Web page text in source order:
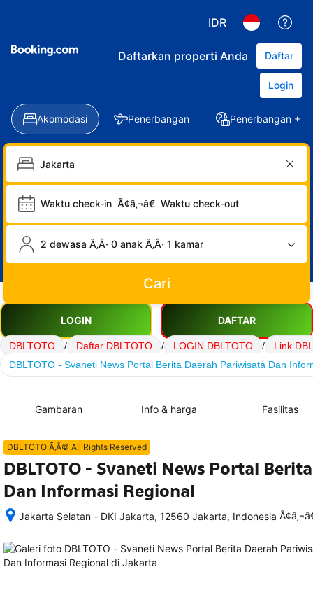
IDR
Daftarkan properti Anda Daftar
Login
Akomodasi Penerbangan Penerbangan +
Waktu check-in Ã¢â‚¬â€ Waktu check-out
2 dewasa Ã‚Â· 0 anak Ã‚Â· 1 kamar
Cari
LOGIN DAFTAR
DBLTOTO / Daftar DBLTOTO / LOGIN DBLTOTO /
Link
DBLTOTO - Svaneti News Portal Berita Daerah Pariwisata Dan
Gambaran Info & harga Fasilitas
DBLTOTO Ã‚Â© All Rights Reserved
DBLTOTO - Svaneti News Portal
Dan Informasi Regional
Jakarta Selatan - DKI Jakarta, 12560 Jakarta, Indonesia
memesan,
semua